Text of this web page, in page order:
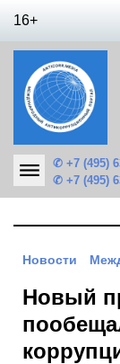
16+
✆ +7 (495)
✆ +7 (495)
Новости
Новый